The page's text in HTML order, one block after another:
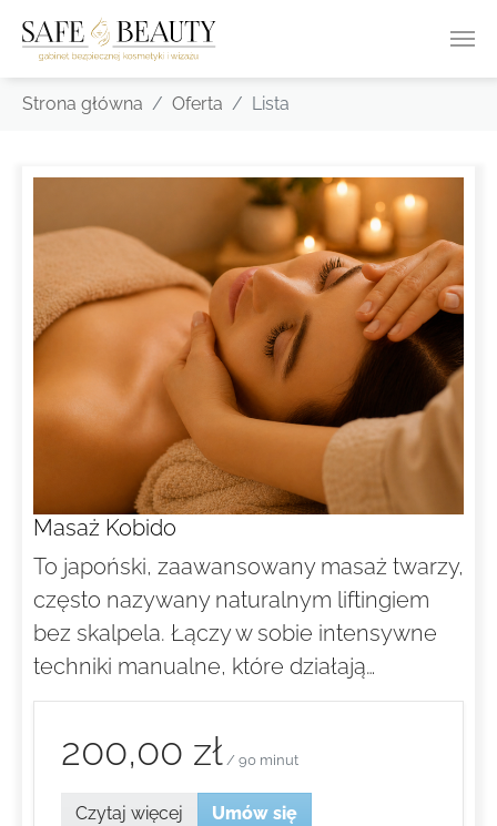
Strona główna Oferta Lista
Masaż Kobido
To japoński, zaawansowany masaż twarzy,
często nazywany naturalnym liftingiem
bez skalpela. Łączy w sobie intensywne
techniki manualne, które działają…
200,00 zł/ 90 minut
Czytaj więcej Umów się